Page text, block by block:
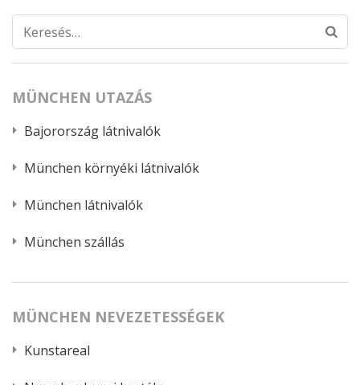
Keresés:
MÜNCHEN UTAZÁS
Bajorország látnivalók
München környéki látnivalók
München látnivalók
München szállás
MÜNCHEN NEVEZETESSÉGEK
Kunstareal